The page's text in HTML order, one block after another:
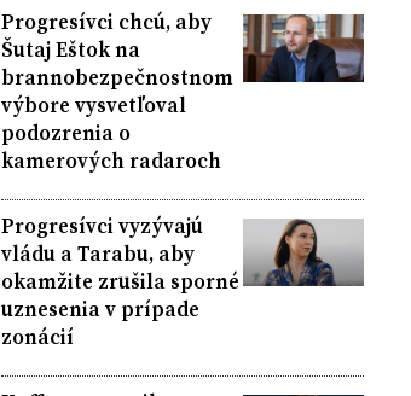
Progresívci chcú, aby
Šutaj Eštok na
brannobezpečnostnom
výbore vysvetľoval
podozrenia o
kamerových radaroch
Progresívci vyzývajú
vládu a Tarabu, aby
okamžite zrušila sporné
uznesenia v prípade
zonácií